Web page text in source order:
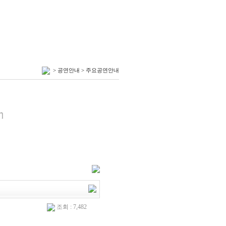
> 공연안내 > 주요공연안내
조회 : 7,482